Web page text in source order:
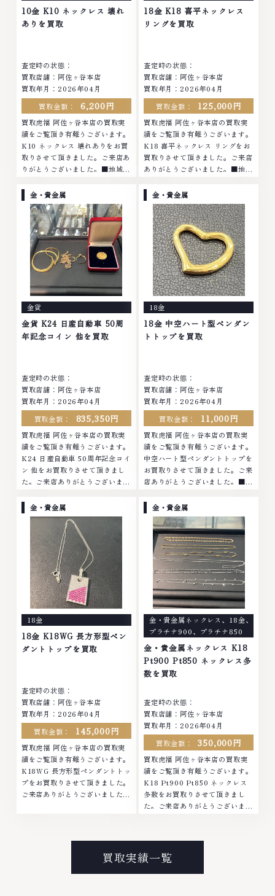
他店ではお値段の付かなかったお
品物でも、一点一点丁寧に無料で
中無休
品物でも、一点一点丁寧に無料で
査定します。お気軽にご連絡くだ
10金 K10 ネックレス 壊れ
ありを買取
査定時の状態：
買取店舗：阿佐ヶ谷本店
買取年月：2026年04月
買取金額：
6,200円
買取虎福 阿佐ヶ谷本店の買取実
績をご覧頂き有難うございます。
K10 ネックレス 壊れありをお買
取りさせて頂きました。ご来店あ
りがとうございました。■地域買
モンド ブランド品 ブランド衣類
お酒買取りのことなら、お任せく
ださいなかでも金・プラチナ等の
アクセサリー・貴金属・宝石・ダ
イヤモンド・ジュエリーや ブラ
ンド品・時計等は特に自信を持っ
て、高額査定を実現しておりま
す。 古くて使わなくなってしま
ったアクセサリー、動かなくなっ
てしまった腕時計、多くのお品物
の高価買取りを実現しており、他
店ではお値段の付かなかったお品
物でも、一点一点丁寧に無料で査
無休
18金 K18 喜平ネックレス
リングを買取
査定時の状態：
買取店舗：阿佐ヶ谷本店
買取年月：2026年04月
買取金額：
125,000円
買取虎福 阿佐ヶ谷本店の買取実
績をご覧頂き有難うございます。
K18 喜平ネックレス リングをお
買取りさせて頂きました。ご来店
ありがとうございました。■地域
ヤモンド ブランド品 ブランド衣
類 お酒買取りのことなら、お任
せくださいなかでも金・プラチナ
等のアクセサリー・貴金属・宝
石・ダイヤモンド・ジュエリーや
ブランド品・時計等は特に自信を
持って、高額査定を実現しており
ます。 古くて使わなくなってし
まったアクセサリー、動かなくな
ってしまった腕時計、多くのお品
物の高価買取りを実現しており、
他店ではお値段の付かなかったお
品物でも、一点一点丁寧に無料で
中無休
金・貴金属
金貨
金貨 K24 日産自動車 50周
年記念コイン 他を買取
査定時の状態：
買取店舗：阿佐ヶ谷本店
買取年月：2026年04月
買取金額：
835,350円
買取虎福 阿佐ヶ谷本店の買取実
績をご覧頂き有難うございます。
K24 日産自動車 50周年記念コイ
ン 他をお買取りさせて頂きまし
た。ご来店ありがとうございまし
ラチナ ダイヤモンド ブランド品
ブランド衣類 お酒買取りのこと
なら、お任せくださいなかでも
金・プラチナ等のアクセサリー・
貴金属・宝石・ダイヤモンド・ジ
ュエリーや ブランド品・時計等
は特に自信を持って、高額査定を
実現しております。 古くて使わ
なくなってしまったアクセサリ
ー、動かなくなってしまった腕時
計、多くのお品物の高価買取りを
実現しており、他店ではお値段の
付かなかったお品物でも、一点一
～19:00定休日: 年中無休
金・貴金属
18金
18金 中空ハート型ペンダン
トトップを買取
査定時の状態：
買取店舗：阿佐ヶ谷本店
買取年月：2026年04月
買取金額：
11,000円
買取虎福 阿佐ヶ谷本店の買取実
績をご覧頂き有難うございます。
中空ハート型ペンダントトップを
お買取りさせて頂きました。ご来
店ありがとうございました。■地
イヤモンド ブランド品 ブランド
衣類 お酒買取りのことなら、お
任せくださいなかでも金・プラチ
ナ等のアクセサリー・貴金属・宝
石・ダイヤモンド・ジュエリーや
ブランド品・時計等は特に自信を
持って、高額査定を実現しており
ます。 古くて使わなくなってし
まったアクセサリー、動かなくな
ってしまった腕時計、多くのお品
物の高価買取りを実現しており、
他店ではお値段の付かなかったお
品物でも、一点一点丁寧に無料で
査定します。お気軽にご連絡くだ
さい。TEL: 0120-959-764営
業時間: 10:00～19:00定休日: 年
金・貴金属
18金
18金 K18WG 長方形型ペン
ダントトップを買取
査定時の状態：
買取店舗：阿佐ヶ谷本店
買取年月：2026年04月
買取金額：
145,000円
買取虎福 阿佐ヶ谷本店の買取実
績をご覧頂き有難うございます。
K18WG 長方形型ペンダントトッ
プをお買取りさせて頂きました。
ご来店ありがとうございました。
ら、お任せくださいなかでも金・
プラチナ等のアクセサリー・貴金
属・宝石・ダイヤモンド・ジュエ
リーや ブランド品・時計等は特
金・貴金属
金・貴金属ネックレス 、 18金、
プラチナ900、 プラチナ850
金・貴金属ネックレス K18
Pt900 Pt850 ネックレス多
数を買取
査定時の状態：
買取店舗：阿佐ヶ谷本店
買取年月：2026年04月
買取金額：
350,000円
買取虎福 阿佐ヶ谷本店の買取実
績をご覧頂き有難うございます。
K18 Pt900 Pt850 ネックレス
多数をお買取りさせて頂きまし
た。ご来店ありがとうございまし
ブランド衣類 お酒買取りのこと
なら、お任せくださいなかでも
金・プラチナ等のアクセサリー・
貴金属・宝石・ダイヤモンド・ジ
買取実績一覧